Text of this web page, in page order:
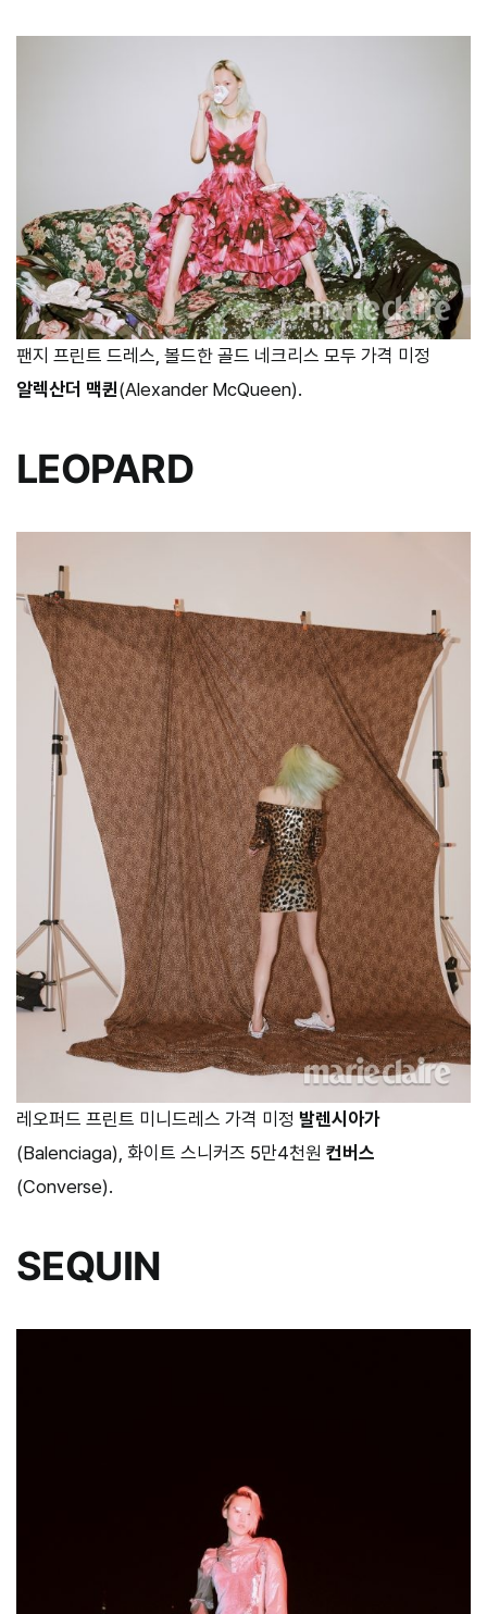
팬지 프린트 드레스, 볼드한 골드 네크리스 모두 가격 미정
알렉산더 맥퀸(Alexander McQueen).
LEOPARD
레오퍼드 프린트 미니드레스 가격 미정 발렌시아가
(Balenciaga), 화이트 스니커즈 5만4천원 컨버스
(Converse).
SEQUIN